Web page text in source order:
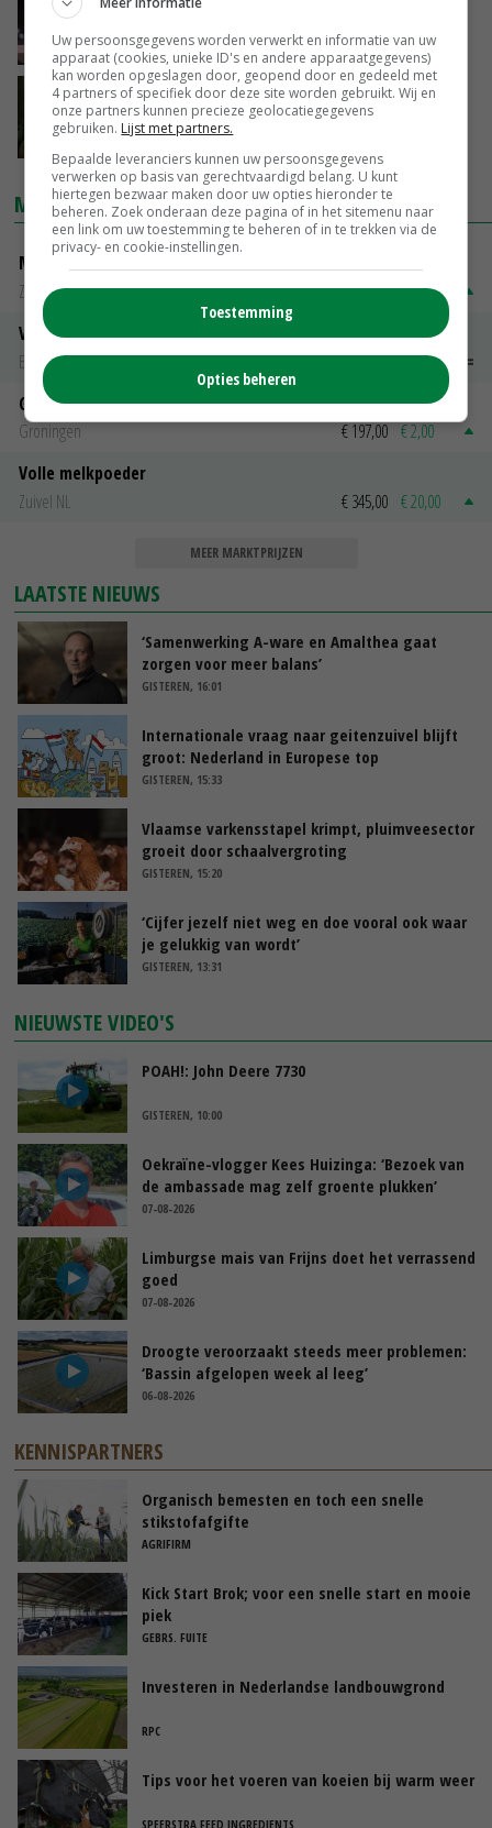
07-09-2018
Meer cameratoezicht in slachthuizen
07-09-2018
MARKTPRIJZEN
Magere melkpoeder
Zuivel NL
€ 269,00 € 7,00
Vleeskuikens 2001-2600 gr
Barneveld
€ 1,09~ € 1,11
Gerst
Groningen
€ 197,00 € 2,00
Volle melkpoeder
Zuivel NL
€ 345,00 € 20,00
MEER MARKTPRIJZEN
LAATSTE NIEUWS
‘Samenwerking A-ware en Amalthea gaat
zorgen voor meer balans’
GISTEREN, 16:01
Internationale vraag naar geitenzuivel blijft
groot: Nederland in Europese top
GISTEREN, 15:33
Vlaamse varkensstapel krimpt, pluimveesector
groeit door schaalvergroting
GISTEREN, 15:20
‘Cijfer jezelf niet weg en doe vooral ook waar
je gelukkig van wordt’
GISTEREN, 13:31
NIEUWSTE VIDEO'S
POAH!: John Deere 7730
GISTEREN, 10:00
Oekraïne-vlogger Kees Huizinga: ‘Bezoek van
de ambassade mag zelf groente plukken’
07-08-2026
Limburgse mais van Frijns doet het verrassend
goed
07-08-2026
Droogte veroorzaakt steeds meer problemen:
‘Bassin afgelopen week al leeg’
06-08-2026
KENNISPARTNERS
Organisch bemesten en toch een snelle
stikstofafgifte
AGRIFIRM
Kick Start Brok; voor een snelle start en mooie
piek
GEBRS. FUITE
Investeren in Nederlandse landbouwgrond
RPC
Tips voor het voeren van koeien bij warm weer
SPEERSTRA FEED INGREDIENTS
Uw persoonsgegevens worden verwerkt en informatie van uw
apparaat (cookies, unieke ID's en andere apparaatgegevens)
kan worden opgeslagen door, geopend door en gedeeld met
4 partners of specifiek door deze site worden gebruikt. Wij en
onze partners kunnen precieze geolocatiegegevens
gebruiken. Lijst met partners.
Bepaalde leveranciers kunnen uw persoonsgegevens
verwerken op basis van gerechtvaardigd belang. U kunt
hiertegen bezwaar maken door uw opties hieronder te
beheren. Zoek onderaan deze pagina of in het sitemenu naar
een link om uw toestemming te beheren of in te trekken via de
privacy- en cookie-instellingen.
Toestemming
Opties beheren